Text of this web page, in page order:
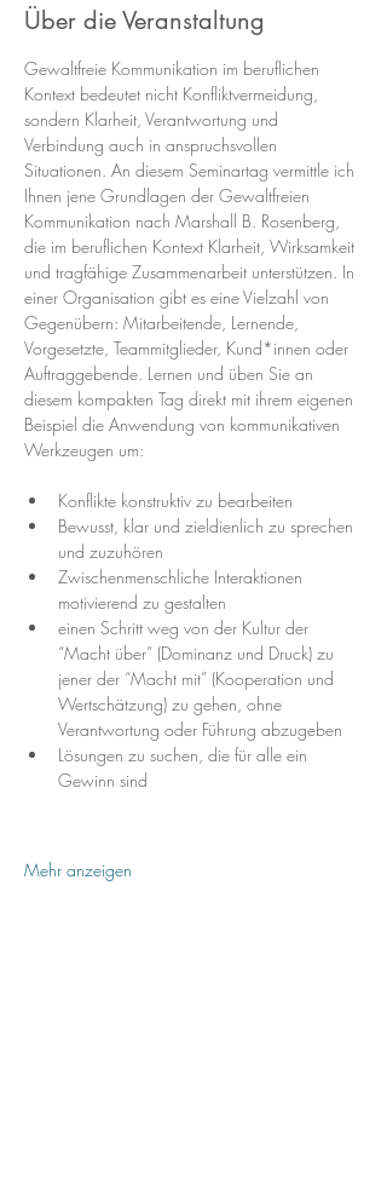
Über die Veranstaltung
Gewaltfreie Kommunikation im beruflichen
Kontext bedeutet nicht Konfliktvermeidung,
sondern Klarheit, Verantwortung und
Verbindung auch in anspruchsvollen
Situationen. An diesem Seminartag vermittle ich
Ihnen jene Grundlagen der Gewaltfreien
Kommunikation nach Marshall B. Rosenberg,
die im beruflichen Kontext Klarheit, Wirksamkeit
und tragfähige Zusammenarbeit unterstützen. In
einer Organisation gibt es eine Vielzahl von
Gegenübern: Mitarbeitende, Lernende,
Vorgesetzte, Teammitglieder, Kund*innen oder
Auftraggebende. Lernen und üben Sie an
diesem kompakten Tag direkt mit ihrem eigenen
Beispiel die Anwendung von kommunikativen
Werkzeugen um:
Konflikte konstruktiv zu bearbeiten
Bewusst, klar und zieldienlich zu sprechen
und zuzuhören
Zwischenmenschliche Interaktionen
motivierend zu gestalten
einen Schritt weg von der Kultur der
“Macht über” (Dominanz und Druck) zu
jener der “Macht mit” (Kooperation und
Wertschätzung) zu gehen, ohne
Verantwortung oder Führung abzugeben
Lösungen zu suchen, die für alle ein
Gewinn sind
Mehr anzeigen